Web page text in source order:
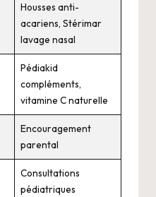
Housses anti-
acariens, Stérimar
lavage nasal
Pédiakid
compléments,
vitamine C naturelle
Encouragement
parental
Consultations
pédiatriques